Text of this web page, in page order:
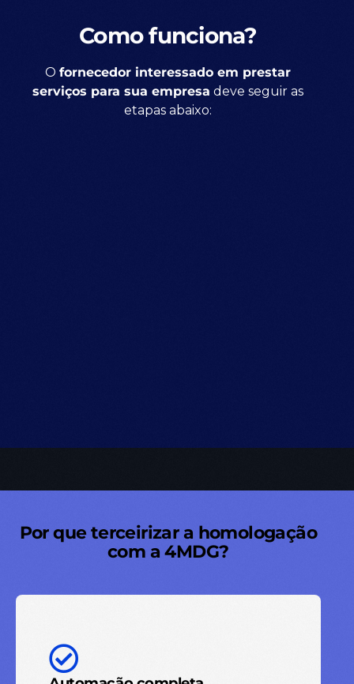
Como funciona?
Ofornecedor interessado em prestar
serviços para sua empresa deve seguir as
etapas abaixo:
Por que terceirizar a homologação
com a 4MDG?